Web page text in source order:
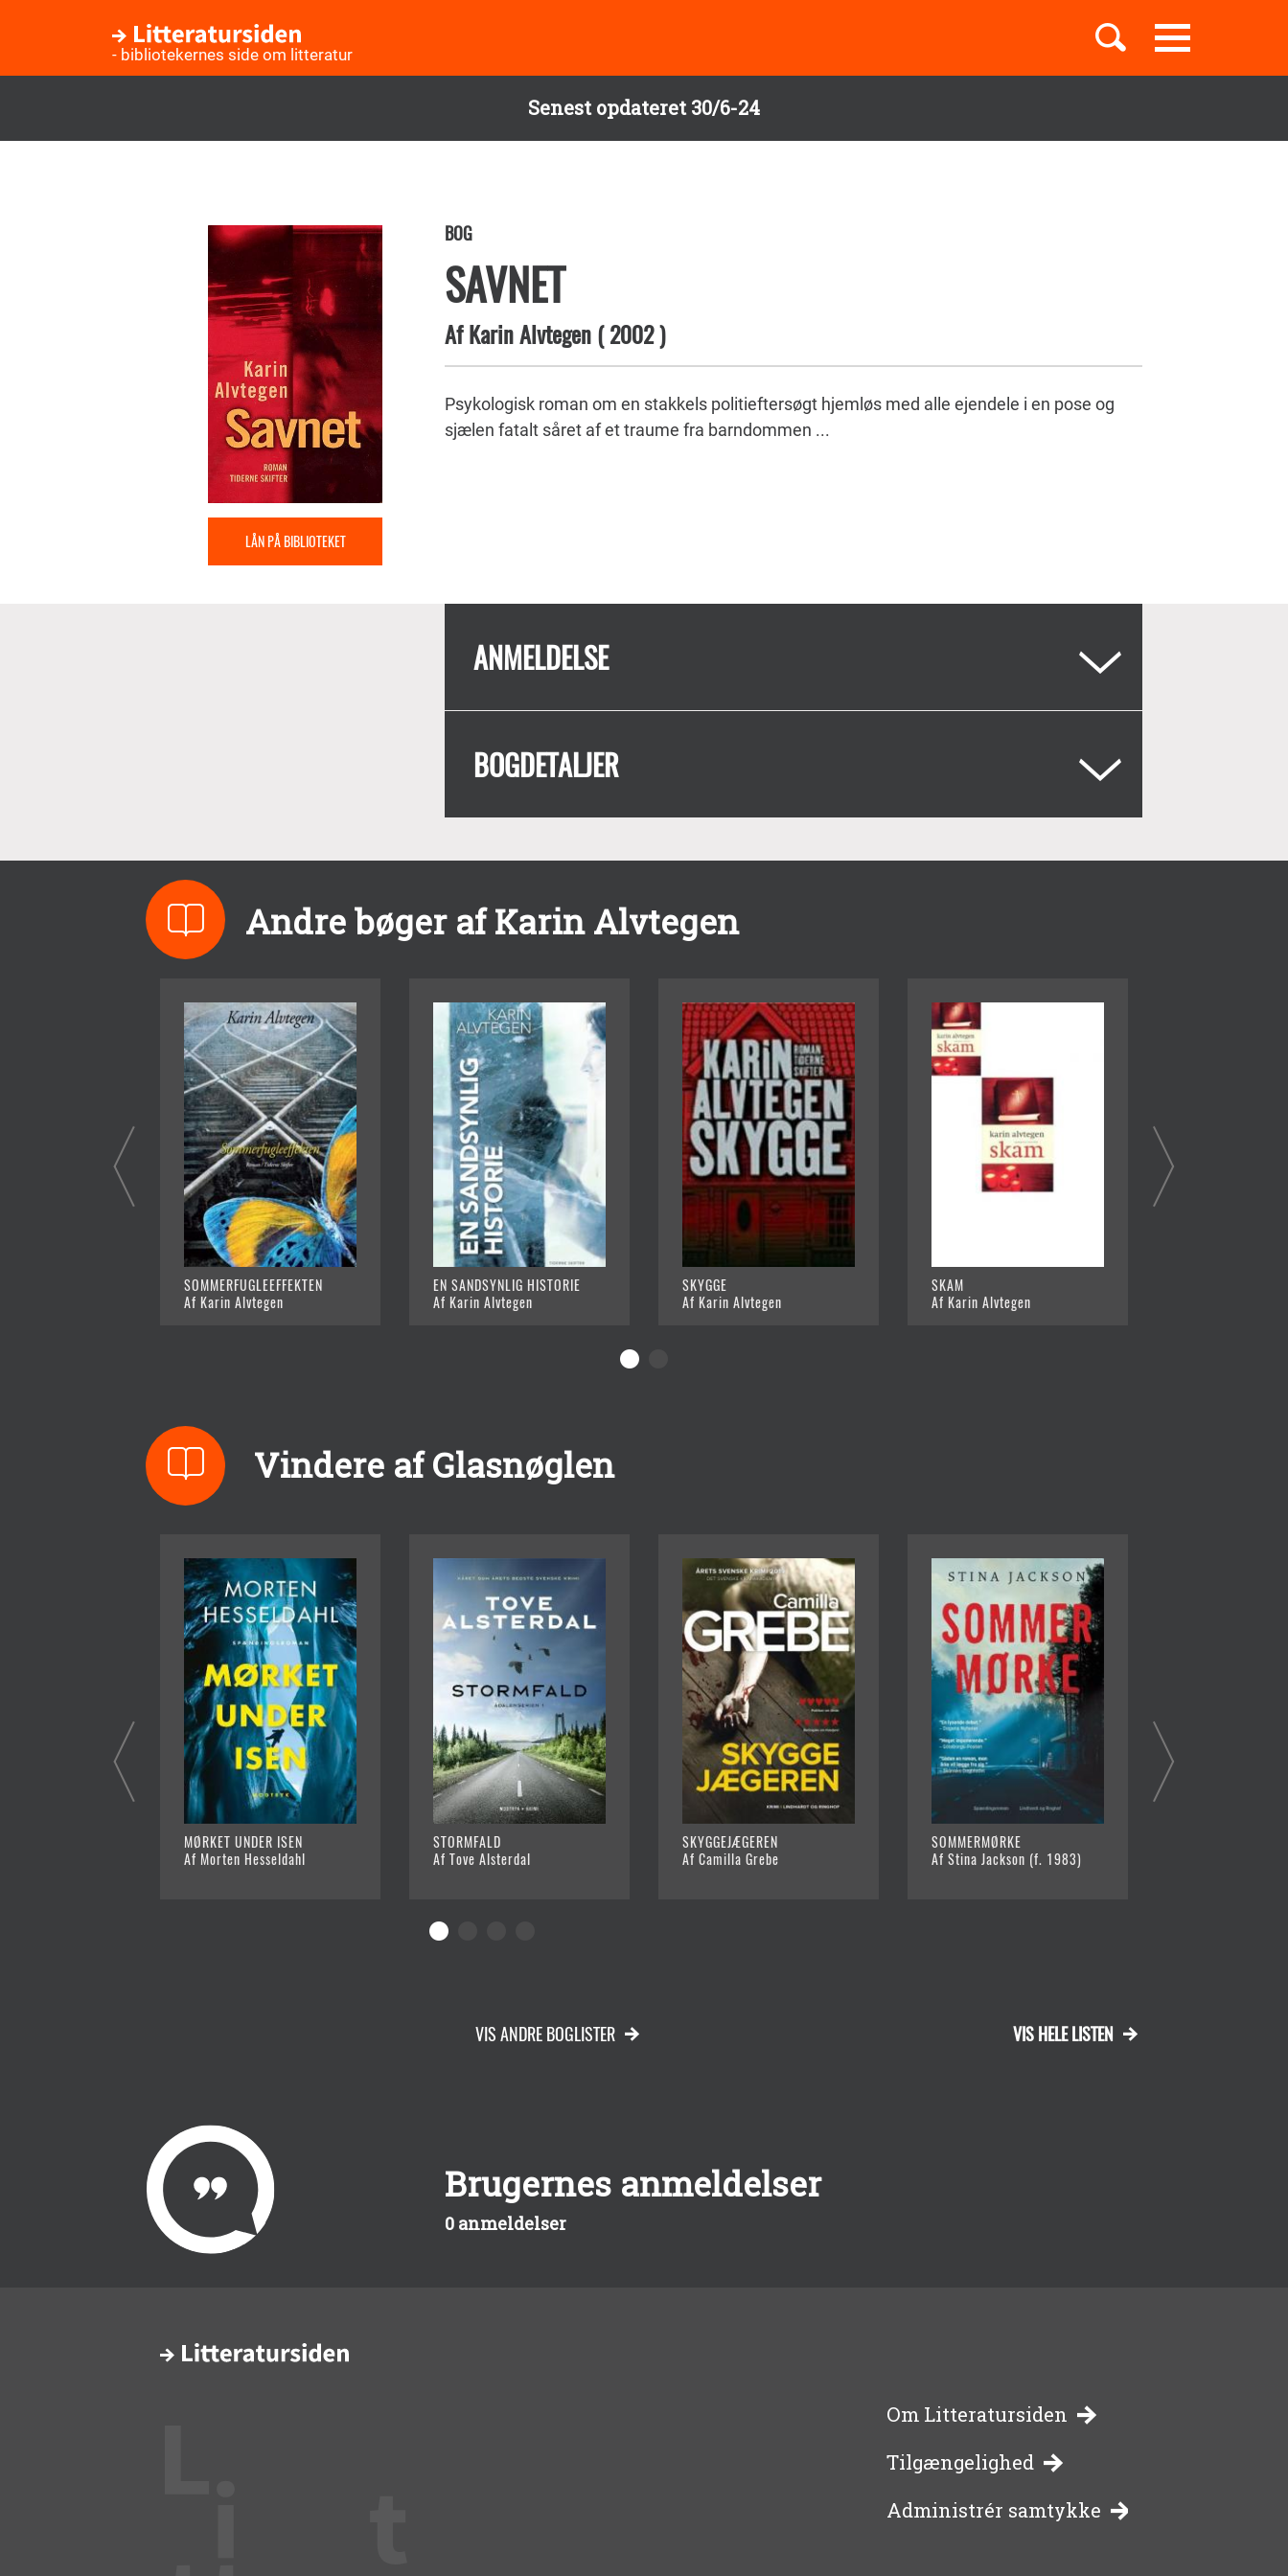
Senest opdateret 30/6-24
Toggle
navigation
- bibliotekernes side om litteratur
Børnebøger
Temaer
LÅN PÅ BIBLIOTEKET
BOG
SAVNET
AfKarin Alvtegen(2002)
Psykologisk roman om en stakkels politieftersøgt hjemløs med alle ejendele i en pose og
sjælen fatalt såret af et traume fra barndommen ...
ANMELDELSE
BOGDETALJER
Andre bøger af Karin Alvtegen
SOMMERFUGLEEFFEKTEN
Af Karin Alvtegen
EN SANDSYNLIG HISTORIE
Af Karin Alvtegen
SKYGGE
Af Karin Alvtegen
SKAM
Af Karin Alvtegen
Vindere af Glasnøglen
MØRKET UNDER ISEN
Af Morten Hesseldahl
STORMFALD
Af Tove Alsterdal
SKYGGEJÆGEREN
Af Camilla Grebe
SOMMERMØRKE
Af Stina Jackson (f. 1983)
VIS HELE LISTEN
VIS ANDRE BOGLISTER
Brugernes anmeldelser
0 anmeldelser
-
bibliotekernes
Om Litteratursiden
Tilgængelighed
Administrér samtykke